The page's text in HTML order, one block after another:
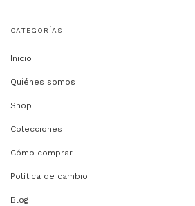
CATEGORÍAS
Inicio
Quiénes somos
Shop
Colecciones
Cómo comprar
Política de cambio
Blog